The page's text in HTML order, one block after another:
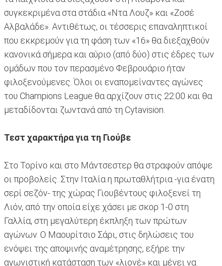
συγκεκριμένα στα στάδια «Ντα Λουζ» και «Ζοσέ
Αλβαλάδε». Αντιθέτως, οι τέσσερις επαναληπτικοί
που εκκρεμούν για τη φάση των «16» θα διεξαχθούν
κανονικά σήμερα και αύριο (από δύο) στις έδρες των
ομάδων που τον περασμένο Φεβρουάριο ήταν
φιλοξενούμενες. Όλοι οι εναπομείναντες αγώνες
του Champions League θα αρχίζουν στις 22:00 και θα
μεταδίδονται ζωντανά από τη Cytavision.
Τεστ χαρακτήρα για τη Γιούβε
Στο Τορίνο και στο Μάντσεστερ θα στραφούν απόψε
οι προβολείς. Στην Ιταλία η πρωταθλήτρια -για ένατη
σερί σεζόν- της χώρας Γιουβέντους φιλοξενεί τη
Λιόν, από την οποία είχε χάσει με σκορ 1-0 στη
Γαλλία, στη μεγαλύτερη έκπληξη των πρώτων
αγώνων. Ο Μαουρίτσιο Σάρι, στις δηλώσεις του
ενόψει της αποψινής αναμέτρησης, εξήρε την
αγωνιστική κατάσταση των «λιονέ» και μένει να